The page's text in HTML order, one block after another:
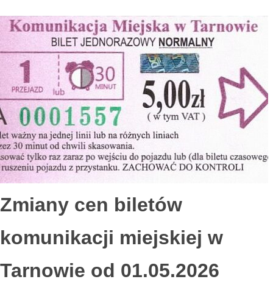
Zmiany cen biletów
komunikacji miejskiej w
Tarnowie od 01.05.2026